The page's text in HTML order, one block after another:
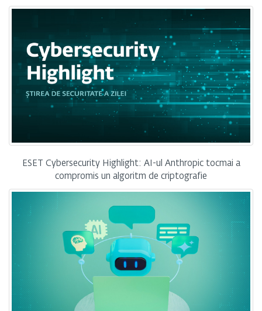
ESET Cybersecurity Highlight: AI-ul Anthropic tocmai a
compromis un algoritm de criptografie